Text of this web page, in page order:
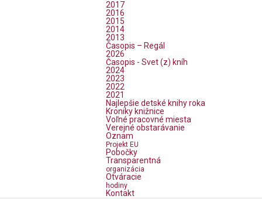
2017
2016
2015
2014
2013
Časopis – Regál
2026
Časopis - Svet (z) kníh
2024
2023
2022
2021
Najlepšie detské knihy roka
Kroniky knižnice
Voľné pracovné miesta
Verejné obstarávanie
Oznam
Projekt EU
Pobočky
Transparentná
organizácia
Otváracie
hodiny
Kontakt